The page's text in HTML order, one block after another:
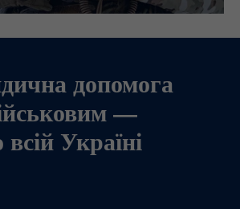
допомога
—
всій Україні